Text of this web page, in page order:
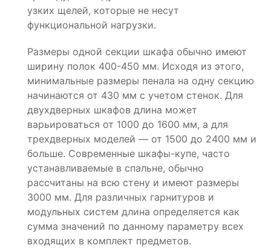
узких щелей, которые не несут
функциональной нагрузки.
Размеры одной секции шкафа обычно имеют
ширину полок 400-450 мм. Исходя из этого,
минимальные размеры пенала на одну секцию
начинаются от 430 мм с учетом стенок. Для
двухдверных шкафов длина может
варьироваться от 1000 до 1600 мм, а для
трехдверных моделей — от 1500 до 2400 мм и
больше. Современные шкафы-купе, часто
устанавливаемые в спальне, обычно
рассчитаны на всю стену и имеют размеры
3000 мм. Для различных гарнитуров и
модульных систем длина определяется как
сумма значений по данному параметру всех
входящих в комплект предметов.